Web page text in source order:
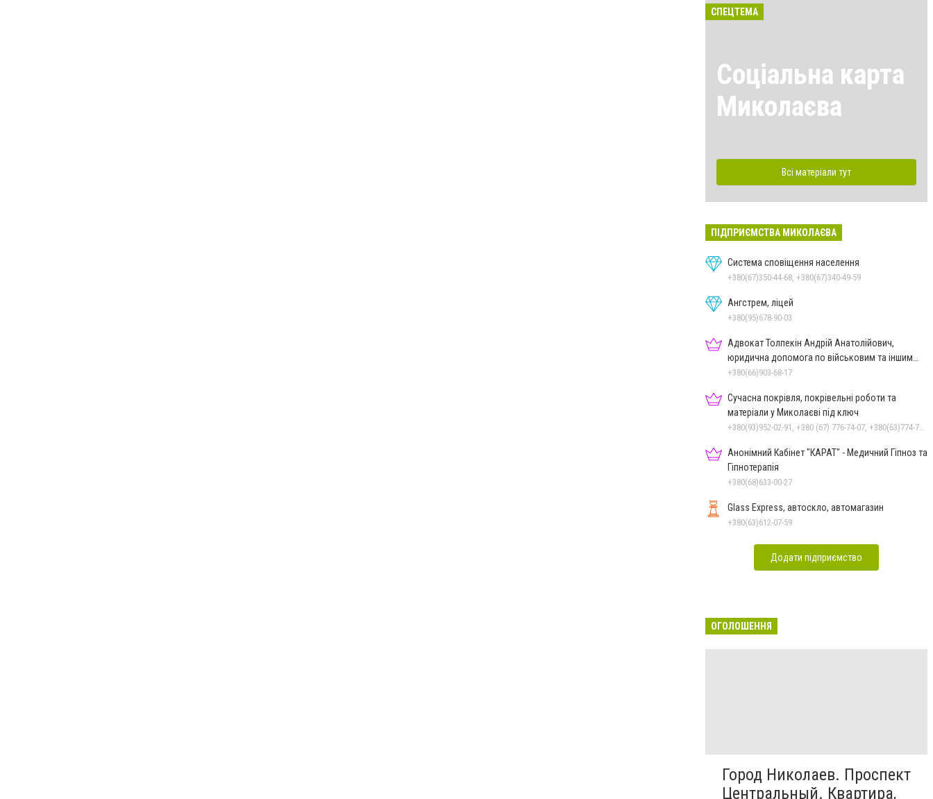
СПЕЦТЕМА
Соціальна карта
Миколаєва
Всі матеріали тут
ПІДПРИЄМСТВА МИКОЛАЄВА
Система сповіщення населення
+380(67)350-44-68, +380(67)340-49-59
Ангстрем, ліцей
+380(95)678-90-03
Адвокат Толпекін Андрій Анатолійович,
юридична допомога по військовим та іншим
справам
+380(66)903-68-17
Сучасна покрівля, покрівельні роботи та
матеріали у Миколаєві під ключ
Анонімний Кабінет "КАРАТ" - Медичний Гіпноз та
Гіпнотерапія
+380(68)633-00-27
Glass Express, автоскло, автомагазин
+380(63)612-07-59
Додати підприємство
ОГОЛОШЕННЯ
Город Николаев. Проспект
Центральный. Квартира,